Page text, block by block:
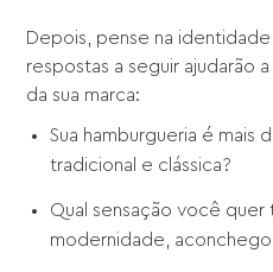
Depois, pense na
respostas a seguir ajudarão
da sua marca:
Sua hamburgueria é mais
tradicional e clássica?
Qual sensação você quer
modernidade,